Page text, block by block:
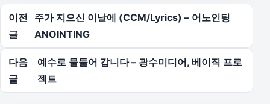
글 탐색
이전
글
주가 지으신 이날에 (CCM/Lyrics) – 어노인팅
ANOINTING
다음
글
예수로 물들어 갑니다 – 광수미디어, 베이직 프로
젝트